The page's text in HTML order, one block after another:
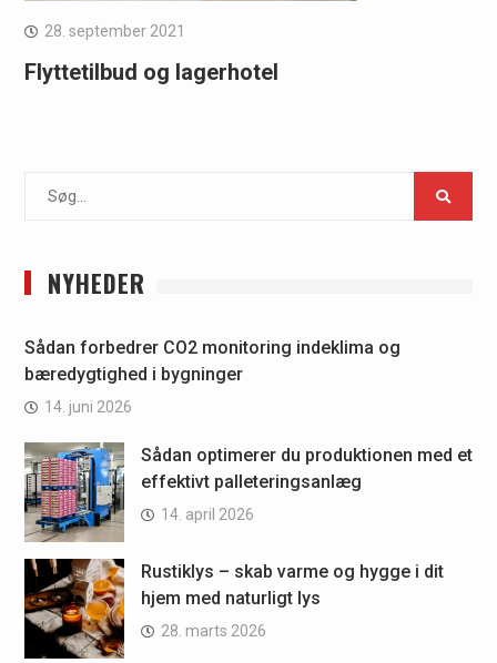
28. september 2021
Flyttetilbud og lagerhotel
NYHEDER
Sådan forbedrer CO2 monitoring indeklima og
bæredygtighed i bygninger
14. juni 2026
Sådan optimerer du produktionen med et
effektivt palleteringsanlæg
14. april 2026
Rustiklys – skab varme og hygge i dit
hjem med naturligt lys
28. marts 2026